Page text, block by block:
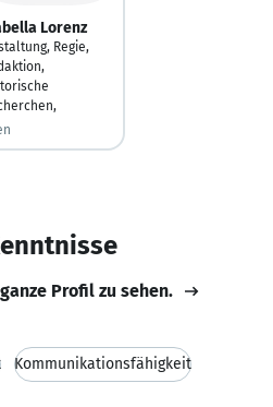
Lorenz
Regie,
Profil zu sehen.
Kommunikationsfähigkeit